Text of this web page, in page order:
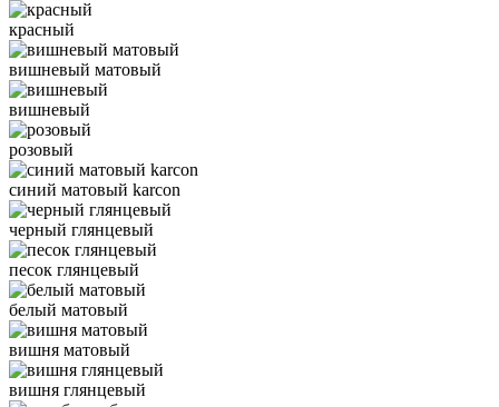
красный
вишневый матовый
вишневый
розовый
синий матовый karcon
черный глянцевый
песок глянцевый
белый матовый
вишня матовый
вишня глянцевый